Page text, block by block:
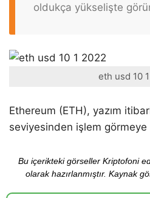
oldukça yükselişte
eth usd 10
Ethereum (ETH), yazım
seviyesinden işlem
Bu içerikteki görseller Kriptofoni
olarak hazırlanmıştır. Kaynak